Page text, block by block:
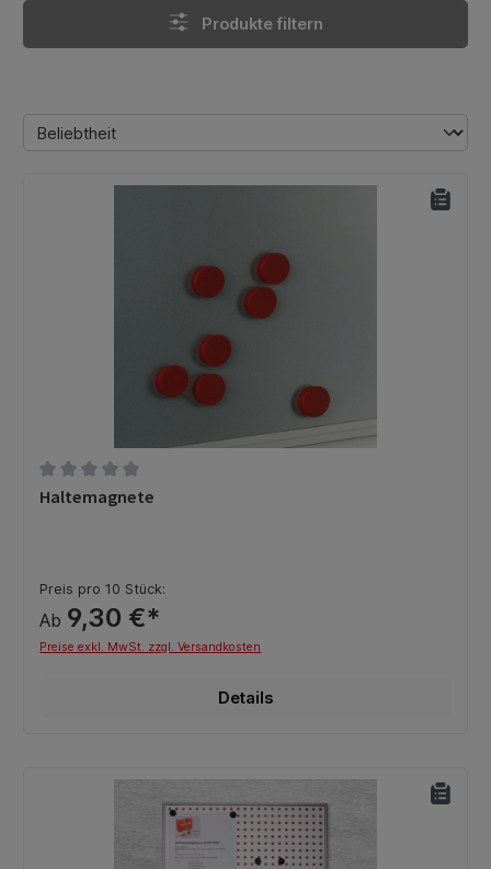
Produkte filtern
Durchschnittliche Bewertung von 0 von 5 Sternen
Haltemagnete
Preis pro 10 Stück:
Ab 9,30 €*
Preise exkl. MwSt. zzgl. Versandkosten
Details